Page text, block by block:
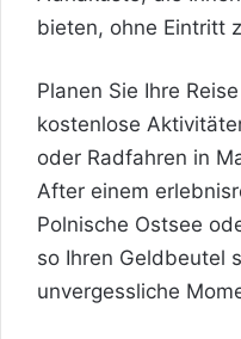
bieten, ohne Eintritt
Planen Sie Ihre
kostenlose
oder Radfahren in
After einem
Polnische Ostsee
so Ihren Geldbeutel
unvergessliche